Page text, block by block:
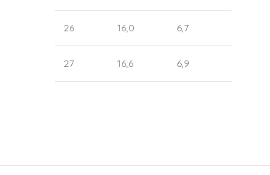
26 16,0 6,7
27 16,6 6,9